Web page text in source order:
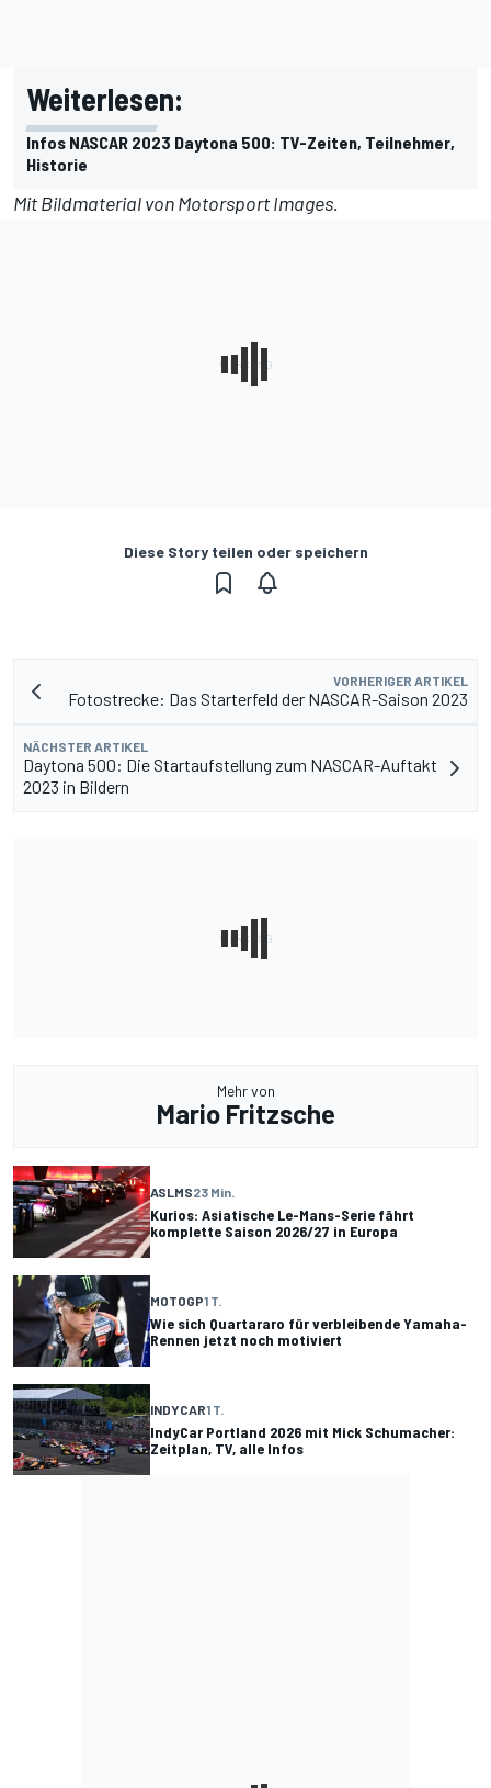
Weiterlesen:
Infos NASCAR 2023 Daytona 500: TV-Zeiten, Teilnehmer,
Historie
Mit Bildmaterial vonMotorsport Images.
Diese Story teilen oder speichern
VORHERIGER ARTIKEL
Fotostrecke: Das Starterfeld der NASCAR-Saison 2023
NÄCHSTER ARTIKEL
Daytona 500: Die Startaufstellung zum NASCAR-Auftakt
2023 in Bildern
Mehr von
Mario Fritzsche
ASLMS23 Min.
Kurios: Asiatische Le-Mans-Serie fährt
komplette Saison 2026/27 in Europa
MOTOGP1 T.
Wie sich Quartararo für verbleibende Yamaha-
Rennen jetzt noch motiviert
INDYCAR1 T.
IndyCar Portland 2026 mit Mick Schumacher:
Zeitplan, TV, alle Infos